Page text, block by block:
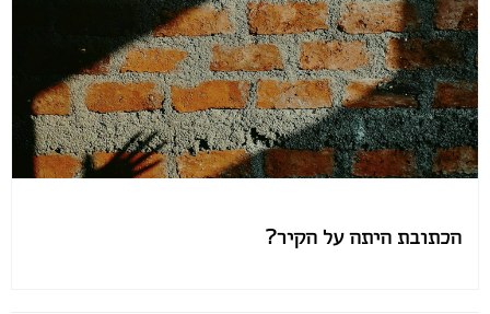
הכתובת היתה על הקיר?